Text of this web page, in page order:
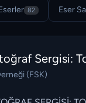
82 Eser
Sergisi:
(FSK)